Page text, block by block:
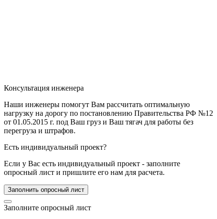
Консультация инженера
Наши инженеры помогут Вам рассчитать оптимальную
нагрузку на дорогу по постановлению Правительства РФ №12
от 01.05.2015 г. под Ваш груз и Ваш тягач для работы без
перегруза и штрафов.
Есть индивидуальный проект?
Если у Вас есть индивидуальный проект - заполните
опросный лист и пришлите его нам для расчета.
Заполнить опросный лист
Заполните опросный лист